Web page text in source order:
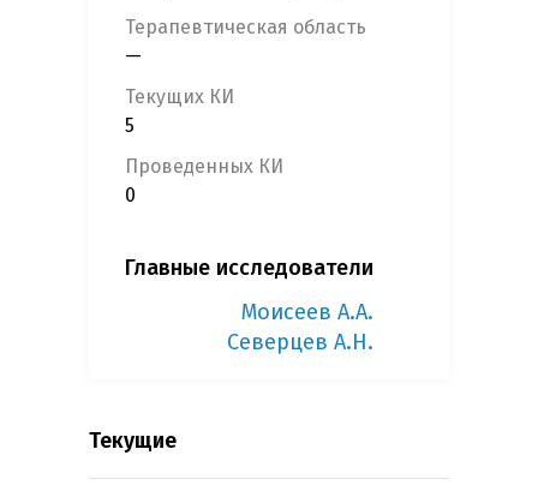
Терапевтическая область
—
Текущих КИ
5
Проведенных КИ
0
Главные исследователи
Моисеев А.А.
Северцев А.Н.
Текущие